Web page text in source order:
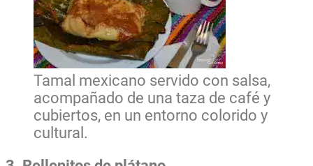
Tamal mexicano servido con salsa,
acompañado de una taza de café y
cubiertos, en un entorno colorido y
cultural.